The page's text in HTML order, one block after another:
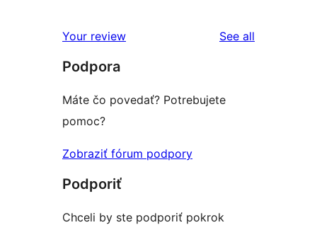
Your review See all
Podpora
Máte čo povedať? Potrebujete
pomoc?
Zobraziť fórum podpory
Podporiť
Chceli by ste podporiť pokrok